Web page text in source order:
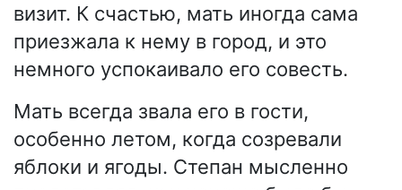
визит. К счастью, мать иногда сама
приезжала к нему в город, и это
немного успокаивало его совесть.
Мать всегда звала его в гости,
особенно летом, когда созревали
яблоки и ягоды. Степан мысленно